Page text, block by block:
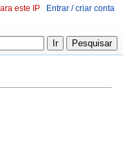
este IP Entrar / criar conta